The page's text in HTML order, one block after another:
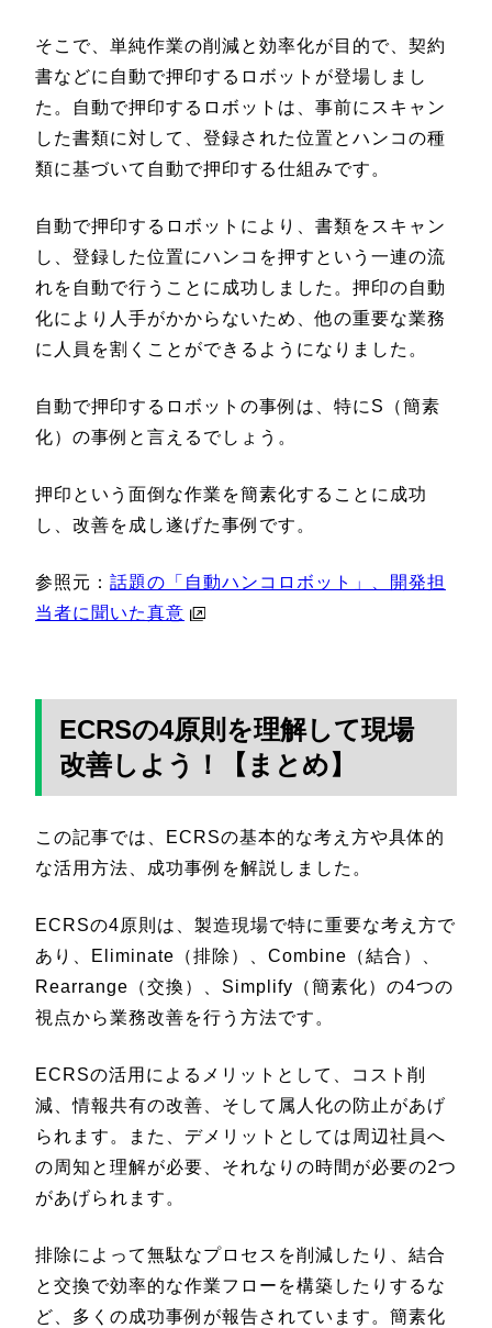
そこで、単純作業の削減と効率化が目的で、契約
書などに自動で押印するロボットが登場しまし
た。自動で押印するロボットは、事前にスキャン
した書類に対して、登録された位置とハンコの種
類に基づいて自動で押印する仕組みです。
自動で押印するロボットにより、書類をスキャン
し、登録した位置にハンコを押すという一連の流
れを自動で行うことに成功しました。押印の自動
化により人手がかからないため、他の重要な業務
に人員を割くことができるようになりました。
自動で押印するロボットの事例は、特にS（簡素
化）の事例と言えるでしょう。
押印という面倒な作業を簡素化することに成功
し、改善を成し遂げた事例です。
参照元： 話題の「自動ハンコロボット」、開発担
当者に聞いた真意
ECRSの4原則を理解して現場
改善しよう！【まとめ】
この記事では、ECRSの基本的な考え方や具体的
な活用方法、成功事例を解説しました。
ECRSの4原則は、製造現場で特に重要な考え方で
あり、Eliminate（排除）、Combine（結合）、
Rearrange（交換）、Simplify（簡素化）の4つの
視点から業務改善を行う方法です。
ECRSの活用によるメリットとして、コスト削
減、情報共有の改善、そして属人化の防止があげ
られます。また、デメリットとしては周辺社員へ
の周知と理解が必要、それなりの時間が必要の2つ
があげられます。
排除によって無駄なプロセスを削減したり、結合
と交換で効率的な作業フローを構築したりするな
ど、多くの成功事例が報告されています。簡素化